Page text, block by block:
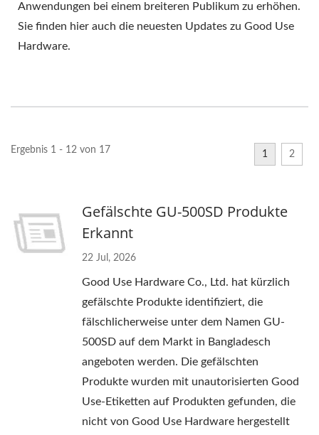
Anwendungen bei einem breiteren Publikum zu erhöhen.
Sie finden hier auch die neuesten Updates zu Good Use
Hardware.
Ergebnis 1 - 12 von 17 1 2
Gefälschte GU-500SD Produkte
Erkannt
22 Jul, 2026
Good Use Hardware Co., Ltd. hat kürzlich
gefälschte Produkte identifiziert, die
fälschlicherweise unter dem Namen GU-
500SD auf dem Markt in Bangladesch
angeboten werden. Die gefälschten
Produkte wurden mit unautorisierten Good
Use-Etiketten auf Produkten gefunden, die
nicht von Good Use Hardware hergestellt